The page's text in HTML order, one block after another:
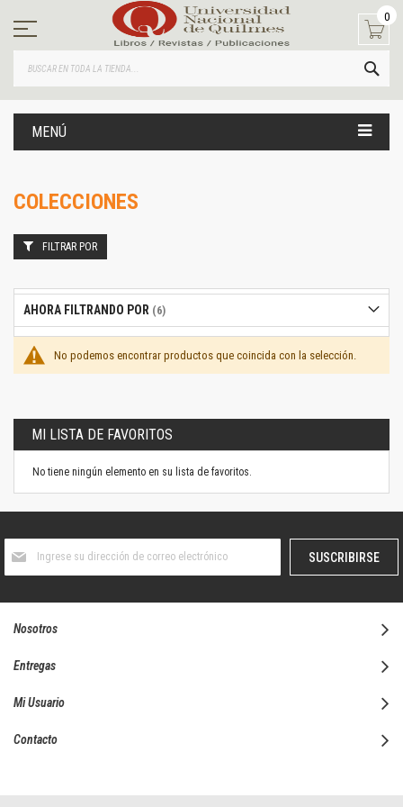
contenido
0
MENÚ
COLECCIONES
No podemos encontrar productos que coincida con la selección.
FILTRAR POR
AHORA FILTRANDO POR
MI LISTA DE FAVORITOS
No tiene ningún elemento en su lista de favoritos.
boletín
SUSCRIBIRSE
Nosotros
Entregas
Mi Usuario
Contacto